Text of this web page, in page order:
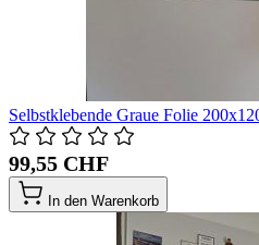
Selbstklebende Graue Folie
99,55 CHF
In den Warenkorb